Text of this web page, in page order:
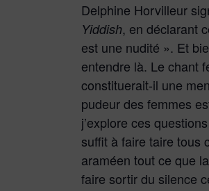
Delphine Horvilleur
Yiddish, en déclarant
est une nudité ». Et
entendre là. Le chant
constituerait-il une
pudeur des femmes
j’explore ces
suffit à faire taire tous
araméen tout ce que
faire sortir du silence